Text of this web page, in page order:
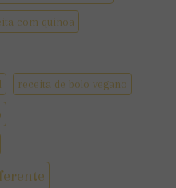
com quinoa
receita de bolo vegano